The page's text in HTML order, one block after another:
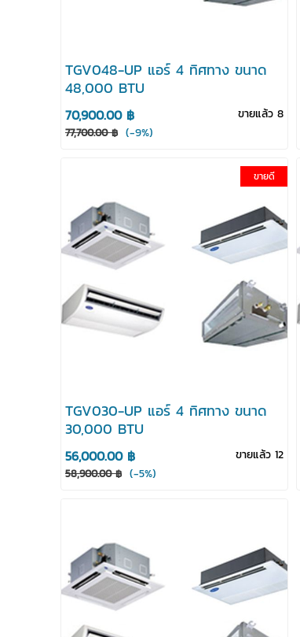
TGV048-UP แอร์ 4 ทิศทาง ขนาด
48,000 BTU
70,900.00 ฿
77,700.00 ฿ (-9%)
ขายแล้ว 8
ขายดี
TGV030-UP แอร์ 4 ทิศทาง ขนาด
30,000 BTU
56,000.00 ฿
58,900.00 ฿ (-5%)
ขายแล้ว 12